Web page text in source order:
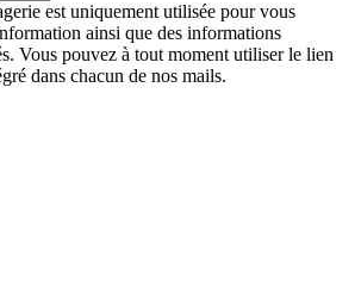
est uniquement utilisée pour vous
ainsi que des informations
Vous pouvez à tout moment utiliser le lien
dans chacun de nos mails.